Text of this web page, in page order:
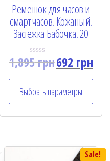
Ремешок для часов и
смарт часов. Кожаный.
Застежка Бабочка. 20
R
a
d
0
o
u
5
1,895грн692 грн
Выбрать параметры
Sale!